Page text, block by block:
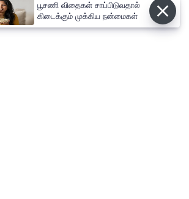
பூசணி விதைகள் சாப்பிடுவதால்
கிடைக்கும் முக்கிய நன்மைகள்